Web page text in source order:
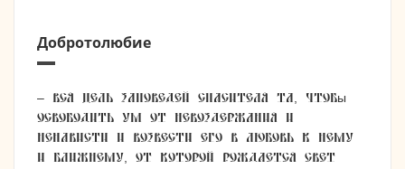
Добротолюбие
– Вся цель заповедей Спасителя та, чтобы
освободить ум от невоздержания и
ненависти и возвести его в любовь к Нему
и ближнему, от которой рождается свет